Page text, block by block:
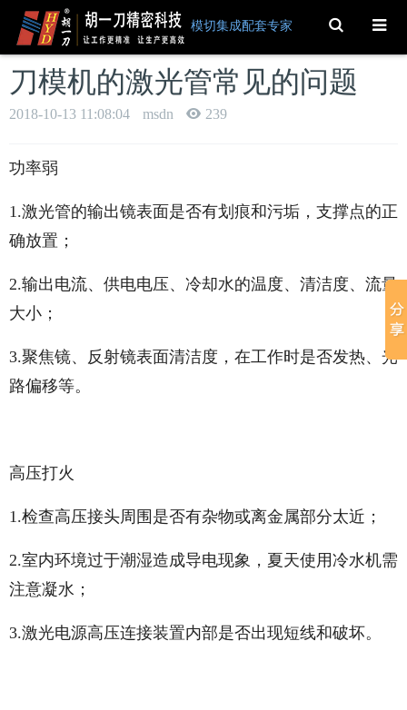
模切集成配套专家 Toggle
Search
刀模机的激光管常见的问题
2018-10-13 11:08:04 msdn 239
功率弱
1.激光管的输出镜表面是否有划痕和污垢，支撑点的正
确放置；
2.输出电流、供电电压、冷却水的温度、清洁度、流量
大小；
3.聚焦镜、反射镜表面清洁度，在工作时是否发热、光
路偏移等。
高压打火
1.检查高压接头周围是否有杂物或离金属部分太近；
2.室内环境过于潮湿造成导电现象，夏天使用冷水机需
注意凝水；
3.激光电源高压连接装置内部是否出现短线和破坏。